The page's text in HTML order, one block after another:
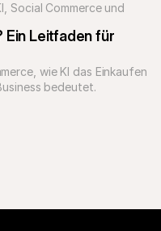
Social Commerce und
Leitfaden für
wie KI das Einkaufen